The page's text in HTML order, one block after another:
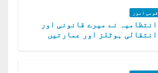
قومی امور
انتظامیہ نے میرے قانونی اور
انتقالی ہوٹلز اور عمارتیں